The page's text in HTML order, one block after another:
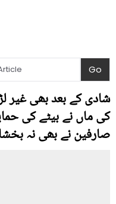
شادی کے بعد بھی غیر
کی ماں نے بیٹے کی
صارفین نے بھی نہ